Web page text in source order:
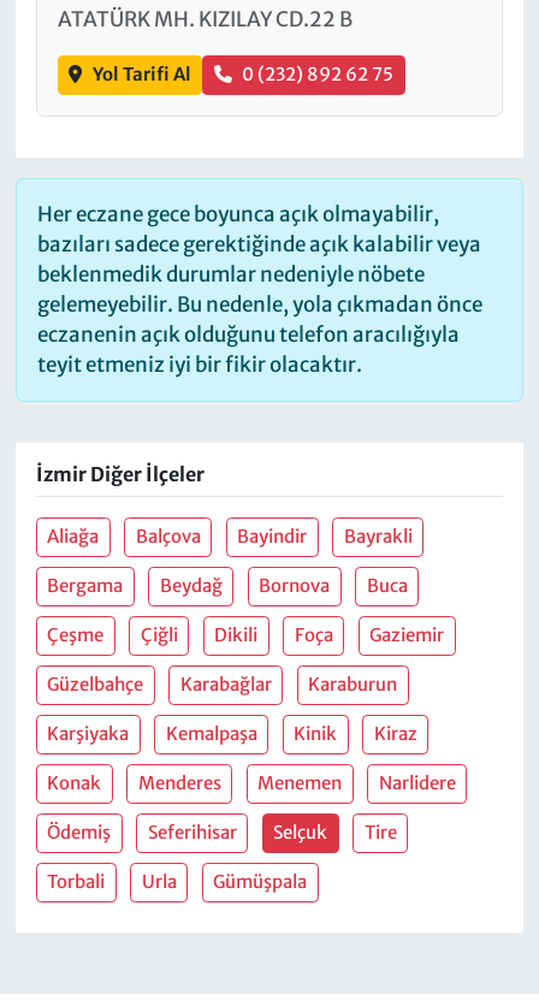
ATATÜRK MH. KIZILAY CD.22 B
Yol Tarifi Al 0 (232) 892 62 75
Her eczane gece boyunca açık olmayabilir,
bazıları sadece gerektiğinde açık kalabilir veya
beklenmedik durumlar nedeniyle nöbete
gelemeyebilir. Bu nedenle, yola çıkmadan önce
eczanenin açık olduğunu telefon aracılığıyla
teyit etmeniz iyi bir fikir olacaktır.
İzmir Diğer İlçeler
Aliağa Balçova Bayindir Bayrakli
Bergama Beydağ Bornova Buca
Çeşme Çiğli Dikili Foça Gaziemir
Güzelbahçe Karabağlar Karaburun
Karşiyaka Kemalpaşa Kinik Kiraz
Konak Menderes Menemen Narlidere
Ödemiş Seferihisar Selçuk Tire
Torbali Urla Gümüşpala